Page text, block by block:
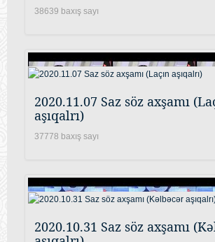
38639 baxış sayı
2020.11.07 Saz söz axşamı
aşıqalrı)
37778 baxış sayı
2020.10.31 Saz söz axşamı